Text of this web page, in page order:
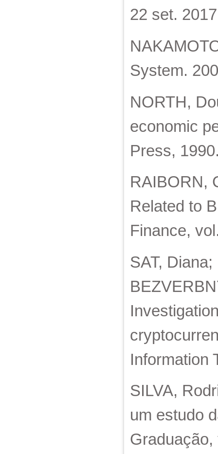
22 set.
System.
NORTH,
economic
Press,
RAIBORN,
Related to
Finance,
SAT,
Information
SILVA,
um estudo